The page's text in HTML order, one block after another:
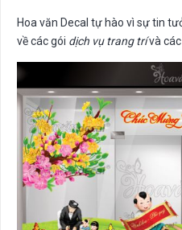
Hoa văn Decal tự hào vì sự tin
về các gói dịch vụ trang trívà các